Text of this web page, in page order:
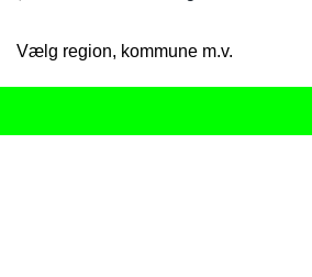
Vælg region, kommune m.v.